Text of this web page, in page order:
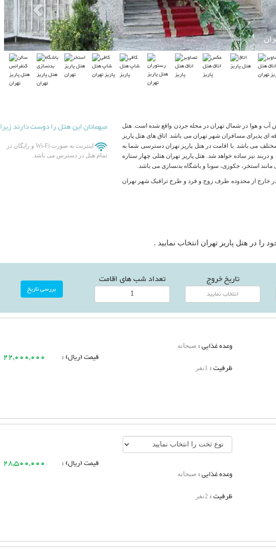
آب و هوا در شمال تهران در محله جردن واقع شده است. هتل
ای پذیرای مسافران شهر تهران می باشد. اتاق های هتل پاریز
مختلف می باشد. با اقامت در هتل پاریز تهران دسترسی شما به
دربند نیز ساده خواهد شد. هتل پاریز تهران هتلی چهار ستاره
استخر، جکوزی، سونا و باشگاه بدنسازی می باشد.
در خارج از محدوده طرف زوج و فرد و طرح ترافیک شهر تهران
میهمانان این هتل را دوست دارند زیرا
اینترنت به صورت Wi-Fi و رایگان در
تمام هتل در دسترس می باشد.
را در هتل پاریز تهران انتخاب نمایید .
تاریخ خروج تعداد شب های اقامت
وعده غذایی : صبحانه
ظرفیت : 1نفر
قیمت (ریال) : 22,000,000
وعده غذایی : صبحانه
ظرفیت : 2نفر
قیمت (ریال) : 28,500,000